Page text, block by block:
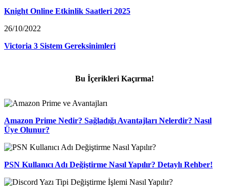
Knight Online Etkinlik Saatleri 2025
26/10/2022
Victoria 3 Sistem Gereksinimleri
Bu İçerikleri Kaçırma!
Amazon Prime Nedir? Sağladığı Avantajları Nelerdir? Nasıl
Üye Olunur?
PSN Kullanıcı Adı Değiştirme Nasıl Yapılır? Detaylı Rehber!